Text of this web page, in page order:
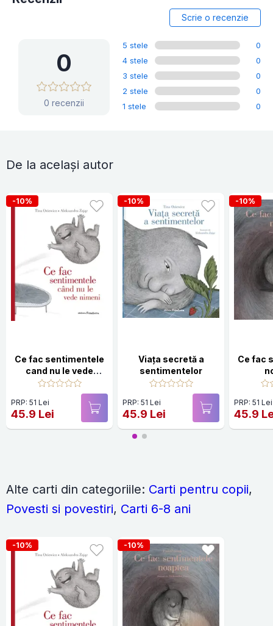
Scrie o recenzie
0
0 recenzii
5 stele
0
4 stele
0
3 stele
0
2 stele
0
1 stele
0
De la același autor
-10%
Ce fac sentimentele
cand nu le vede
nimeni
PRP: 51 Lei
45.9 Lei
-10%
Viața secretă a
sentimentelor
PRP: 51 Lei
45.9 Lei
-10%
Ce fac
PRP: 51 Lei
45.9
Alte carti din categoriile: Carti pentru copii,
Povesti si povestiri, Carti 6-8 ani
-10% -10%